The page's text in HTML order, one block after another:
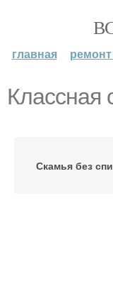
главная
Классная
Скамья без